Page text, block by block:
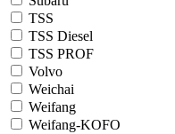
TSS
TSS Diesel
TSS PROF
Volvo
Weichai
Weifang
Weifang-KOFO